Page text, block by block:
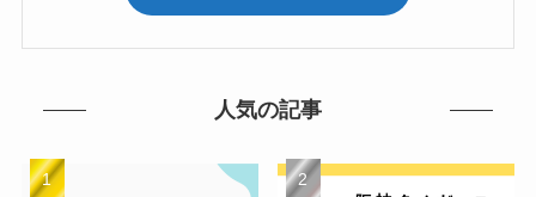
人気の記事